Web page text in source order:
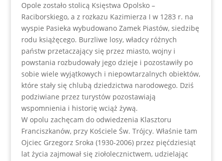
Opole zostało stolicą Księstwa Opolsko –
Raciborskiego, a z rozkazu Kazimierza I w 1283 r. na
wyspie Pasieka wybudowano Zamek Piastów, siedzibę
rodu książęcego. Burzliwe losy, władcy różnych
państw przetaczający się przez miasto, wojny i
powstania rozbudowały jego dzieje i pozostawiły po
sobie wiele wyjątkowych i niepowtarzalnych obiektów,
które stały się chlubą dziedzictwa narodowego. Dziś
podziwiane przez turystów pozostawiają
wspomnienia i historię wciąż żywą.
W opolu zachęcam do odwiedzenia Klasztoru
Franciszkanów, przy Kościele Św. Trójcy. Właśnie tam
Ojciec Grzegorz Sroka (1930-2006) przez pięćdziesiąt
lat życia zajmował się ziołolecznictwem, udzielając